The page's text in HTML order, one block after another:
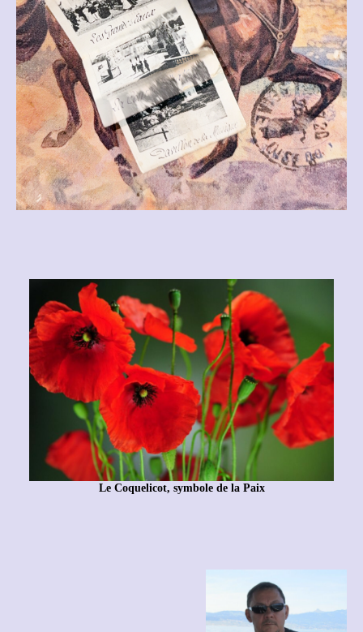
Le Coquelicot, symbole de la Paix